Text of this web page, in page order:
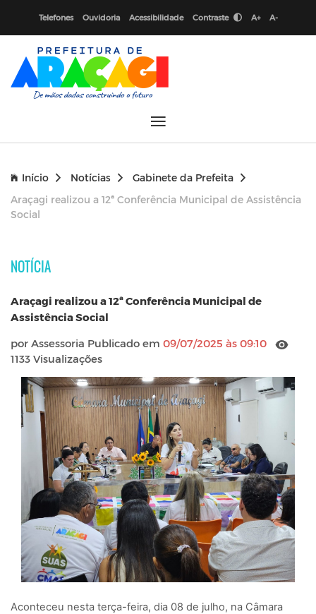
Telefones Ouvidoria Acessibilidade Contraste A+ A-
Início Notícias
Gabinete da Prefeita
Araçagi realizou a 12ª Conferência Municipal de Assistência
Social
NOTÍCIA
Araçagi realizou a 12ª Conferência Municipal de
Assistência Social
por Assessoria Publicado em 09/07/2025 às 09:10
1133 Visualizações
Aconteceu nesta terça-feira, dia 08 de julho, na Câmara